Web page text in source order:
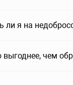
ли я на
выгоднее, чем